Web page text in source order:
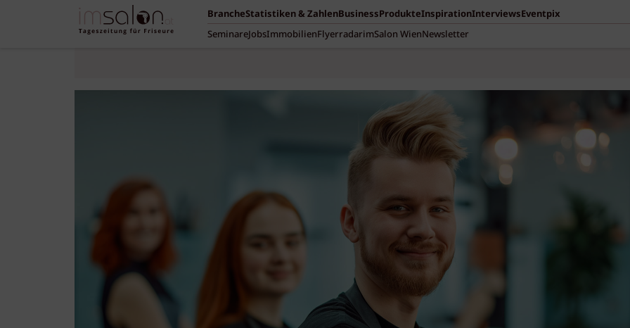
BrancheStatistiken & ZahlenBusinessProdukteInspirationInterviewsEventpix
SeminareJobsImmobilienFlyerradarimSalon WienNewsletter